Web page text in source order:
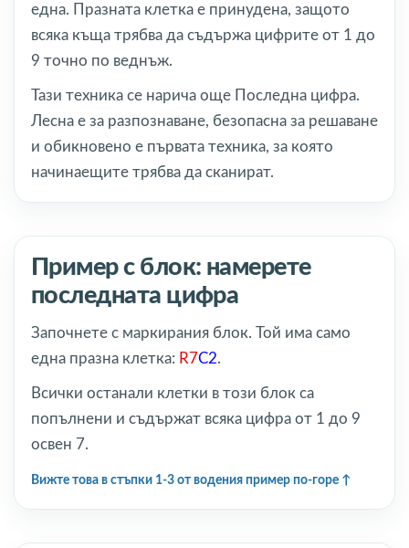
една. Празната клетка е принудена, защото
всяка къща трябва да съдържа цифрите от 1 до
9 точно по веднъж.
Тази техника се нарича още Последна цифра.
Лесна е за разпознаване, безопасна за решаване
и обикновено е първата техника, за която
начинаещите трябва да сканират.
Пример с блок: намерете
последната цифра
Започнете с маркирания блок. Той има само
една празна клетка: R7C2.
Всички останали клетки в този блок са
попълнени и съдържат всяка цифра от 1 до 9
освен 7.
Вижте това в стъпки 1-3 от водения пример по-горе